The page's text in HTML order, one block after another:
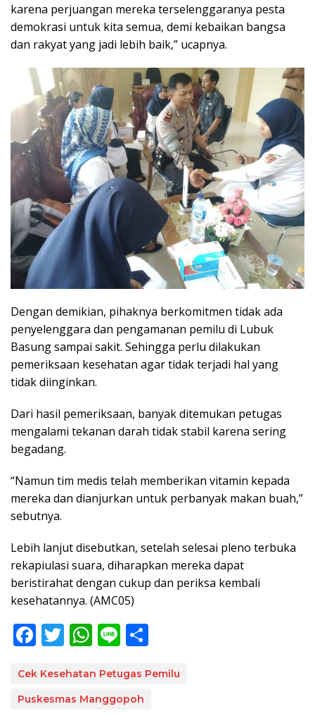
karena perjuangan mereka terselenggaranya pesta
demokrasi untuk kita semua, demi kebaikan bangsa
dan rakyat yang jadi lebih baik,” ucapnya.
Dengan demikian, pihaknya berkomitmen tidak ada
penyelenggara dan pengamanan pemilu di Lubuk
Basung sampai sakit. Sehingga perlu dilakukan
pemeriksaan kesehatan agar tidak terjadi hal yang
tidak diinginkan.
Dari hasil pemeriksaan, banyak ditemukan petugas
mengalami tekanan darah tidak stabil karena sering
begadang.
“Namun tim medis telah memberikan vitamin kepada
mereka dan dianjurkan untuk perbanyak makan buah,”
sebutnya.
Lebih lanjut disebutkan, setelah selesai pleno terbuka
rekapiulasi suara, diharapkan mereka dapat
beristirahat dengan cukup dan periksa kembali
kesehatannya. (AMC05)
F
ac
e
b
T
w
itt
er
W
h
at
s
Li
n
e ar
Cek Kesehatan Petugas Pemilu
Puskesmas Manggopoh